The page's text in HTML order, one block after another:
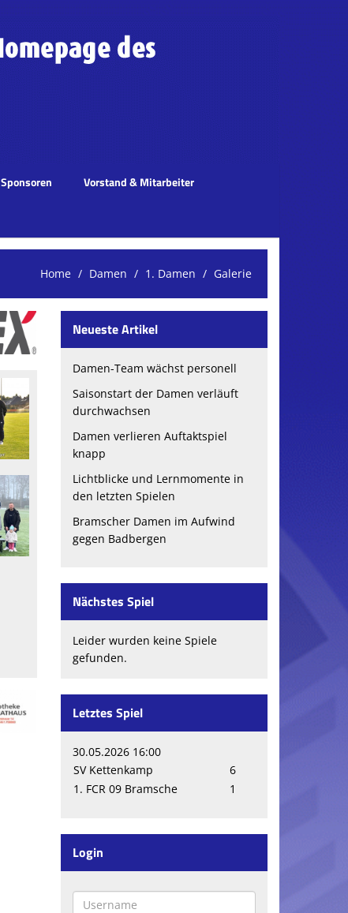
Sponsoren Vorstand & Mitarbeiter
Home Damen 1. Damen Galerie
Neueste Artikel
Damen-Team wächst personell
Saisonstart der Damen verläuft
durchwachsen
Damen verlieren Auftaktspiel
knapp
Lichtblicke und Lernmomente in
den letzten Spielen
Bramscher Damen im Aufwind
gegen Badbergen
Nächstes Spiel
Leider wurden keine Spiele
gefunden.
Letztes Spiel
30.05.2026 16:00
SV Kettenkamp
6
1. FCR 09 Bramsche
1
Login